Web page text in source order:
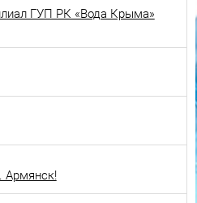
ГУП РК «Вода Крыма»
Армянск!